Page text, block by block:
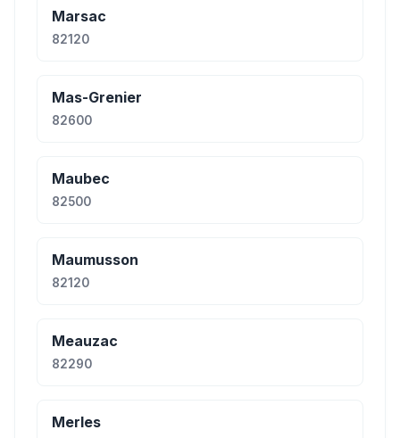
Marsac
82120
Mas-Grenier
82600
Maubec
82500
Maumusson
82120
Meauzac
82290
Merles